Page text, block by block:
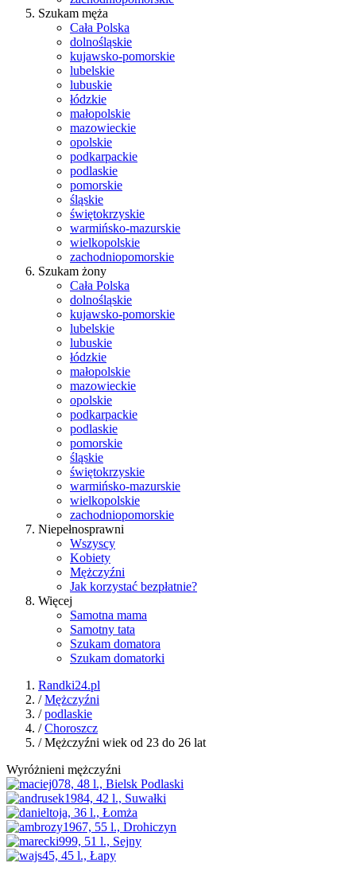
Szukam męża
Cała Polska
dolnośląskie
kujawsko-pomorskie
lubelskie
lubuskie
łódzkie
małopolskie
mazowieckie
opolskie
podkarpackie
podlaskie
pomorskie
śląskie
świętokrzyskie
warmińsko-mazurskie
wielkopolskie
zachodniopomorskie
Szukam żony
Cała Polska
dolnośląskie
kujawsko-pomorskie
lubelskie
lubuskie
łódzkie
małopolskie
mazowieckie
opolskie
podkarpackie
podlaskie
pomorskie
śląskie
świętokrzyskie
warmińsko-mazurskie
wielkopolskie
zachodniopomorskie
Niepełnosprawni
Wszyscy
Kobiety
Mężczyźni
Jak korzystać bezpłatnie?
Więcej
Samotna mama
Samotny tata
Szukam domatora
Szukam domatorki
Randki24.pl
/Mężczyźni
/podlaskie
/Choroszcz
/ Mężczyźni wiek od 23 do 26 lat
Wyróżnieni mężczyźni